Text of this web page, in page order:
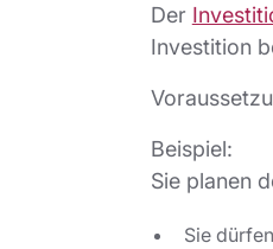
Der
Investition
Beispiel:
Sie planen
Sie